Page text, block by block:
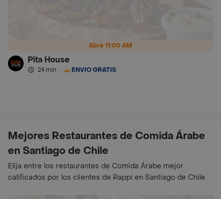
Abre 11:00 AM
Pita House
24 min · ENVÍO GRATIS
Mejores Restaurantes de Comida Árabe
en Santiago de Chile
Elija entre los restaurantes de Comida Árabe mejor
calificados por los clientes de Rappi en Santiago de Chile